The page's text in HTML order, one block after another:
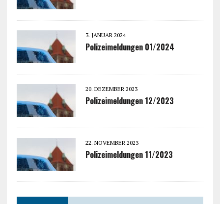
3. JANUAR 2024
Polizeimeldungen 01/2024
20. DEZEMBER 2023
Polizeimeldungen 12/2023
22. NOVEMBER 2023
Polizeimeldungen 11/2023